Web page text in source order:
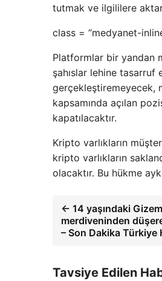
tutmak ve ilgililere
class = “medyanet-
Platformlar bir yandan
şahıslar lehine
gerçekleştiremeyecek,
kapsamında açılan
kapatılacaktır.
Kripto varlıkların
kripto varlıkların
olacaktır. Bu hükme
← 14 yaşındaki
merdiveninden
– Son Dakika Türkiye
Tavsiye Edilen